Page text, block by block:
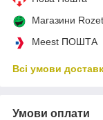
Магазини
Meest ПОШТА
Всі умови
Умови оплати